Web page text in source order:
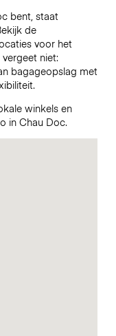
bent, staat
de
voor het
niet:
bagageopslag met
winkels en
in Chau Doc.